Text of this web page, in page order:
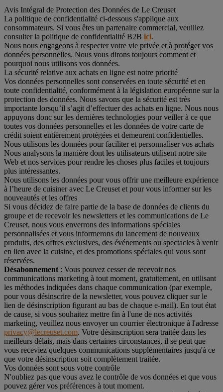
Avis Intégral de Protection des Données de Le Creuset
La politique de confidentialité ci-dessous s'applique aux
consommateurs. Si vous êtes un partenaire commercial, veuillez
consulter la politique de confidentialité B2B ici.
Nous nous engageons à respecter votre vie privée et à protéger vos
données personnelles. Nous vous dirons toujours comment et
pourquoi nous utilisons vos données.
La sécurité relative aux achats en ligne est notre priorité
Vos données personnelles sont conservées en toute sécurité et en
toute confidentialité, conformément à la législation européenne sur la
protection des données. Nous savons que la sécurité est très
importante lorsqu’il s’agit d’effectuer des achats en ligne. Nous nous
appuyons donc sur les dernières technologies pour veiller à ce que
toutes vos données personnelles et les données de votre carte de
crédit soient entièrement protégées et demeurent confidentielles.
Nous utilisons les données pour faciliter et personnaliser vos achats
Nous analysons la manière dont les utilisateurs utilisent notre site
Web et nos services pour rendre les choses plus faciles et toujours
plus intéressantes.
Nous utilisons les données pour vous offrir une meilleure expérience
à l’heure de cuisiner avec Le Creuset et pour vous informer sur les
nouveautés et les offres
Si vous décidez de faire partie de la base de données de clients du
groupe et de recevoir les newsletters et les communications de Le
Creuset, nous vous enverrons des informations spéciales
personnalisées et vous informerons du lancement de nouveaux
produits, des offres exclusives, des événements ou spectacles à venir
en lien avec la cuisine, et des promotions spéciales qui vous sont
réservées.
Désabonnement : Vous pouvez cesser de recevoir nos
communications marketing à tout moment, gratuitement, en utilisant
les méthodes indiquées dans chaque communication (par exemple,
pour vous désinscrire de la newsletter, vous pouvez cliquer sur le
lien de désinscription figurant au bas de chaque e-mail). En tout état
de cause, si vous souhaitez mettre fin à l'une de nos activités
marketing, veuillez nous envoyer un courrier électronique à l'adresse
privacy@lecreuset.com. Votre désinscription sera traitée dans les
meilleurs délais, mais dans certaines circonstances, il se peut que
vous receviez quelques communications supplémentaires jusqu'à ce
que votre désinscription soit complètement traitée.
Vos données sont sous votre contrôle
N'oubliez pas que vous avez le contrôle de vos données et que vous
pouvez gérer vos préférences à tout moment.